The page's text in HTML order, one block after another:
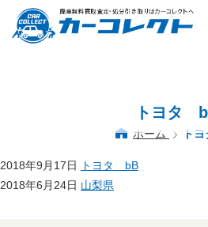
トヨタ
ホーム ト
2018年9月17日
トヨタ bB
2018年6月24日 山梨県